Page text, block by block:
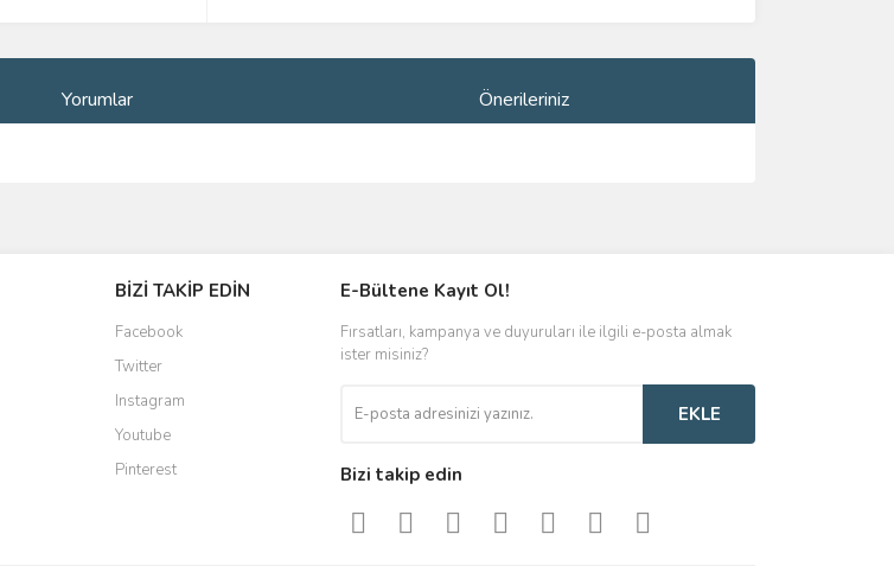
Yorumlar Önerileriniz
BİZİ TAKİP EDİN
Facebook
Twitter
Instagram
Youtube
Pinterest
E-Bültene Kayıt Ol!
Fırsatları, kampanya ve duyuruları ile ilgili e-posta almak
ister misiniz?
EKLE
Bizi takip edin